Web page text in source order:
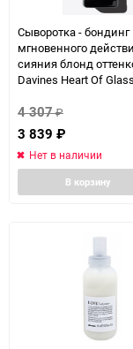
Сыворотка - бондинг
мгновенного
сияния блонд
Davines Heart Of
4 307₽
3 839 ₽
Нет в наличии
В корзину